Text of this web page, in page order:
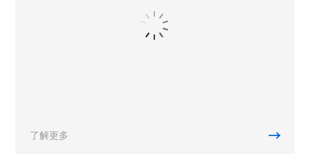
了解更多 